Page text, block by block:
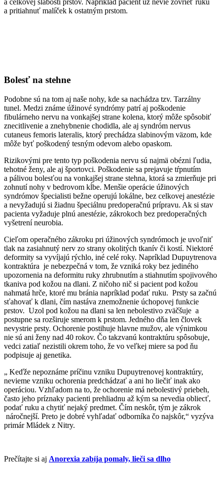
a pritiahnuť malíček k ostatným prstom.
Bolesť na stehne
Podobne sú na tom aj naše nohy, kde sa nachádza tzv. Tarzálny
tunel. Medzi známe úžinové syndrómy patrí aj poškodenie
fibulárneho nervu na vonkajšej strane kolena, ktorý môže spôsobiť
znecitlivenie a znehybnenie chodidla, ale aj syndróm nervus
cutaneus femoris lateralis, ktorý prechádza slabinovým väzom, kde
môže byť poškodený tesným odevom alebo opaskom.
Rizikovými pre tento typ poškodenia nervu sú najmä obézni ľudia,
tehotné ženy, ale aj športovci. Poškodenie sa prejavuje tŕpnutím
a pálivou bolesťou na vonkajšej strane stehna, ktorá sa zmierňuje pri
zohnutí nohy v bedrovom kĺbe. Menšie operácie úžinových
syndrómov špecialisti bežne operujú lokálne, bez celkovej anestézie
a nevyžadujú si žiadnu špeciálnu predoperačnú prípravu. Ak si stav
pacienta vyžaduje plnú anestézie, zákrokoch bez predoperačných
vyšetrení neurobia.
Cieľom operačného zákroku pri úžinových syndrómoch je uvoľniť
tlak na zasiahnutý nerv zo strany okolitých tkanív či kostí. Niektoré
deformity sa vyvíjajú rýchlo, iné celé roky. Napríklad Dupuytrenova
kontraktúra je nebezpečná v tom, že vzniká roky bez jediného
upozornenia na deformitu ruky zhrubnutím a stiahnutím spojivového
tkaniva pod kožou na dlani. Z ničoho nič si pacient pod kožou
nahmatá hrče, ktoré mu bránia napríklad podať ruku. Prsty sa začnú
sťahovať k dlani, čím nastáva znemožnenie úchopovej funkcie
prstov. Uzol pod kožou na dlani sa len nebolestivo zväčšuje a
postupne sa rozširuje smerom k prstom. Jedného dňa len človek
nevystrie prsty. Ochorenie postihuje hlavne mužov, ale výnimkou
nie sú ani ženy nad 40 rokov. Čo takzvanú kontraktúru spôsobuje,
vedci zatiaľ nezistili okrem toho, že vo veľkej miere sa pod ňu
podpisuje aj genetika.
„ Keďže nepoznáme príčinu vzniku Dupuytrenovej kontraktúry,
nevieme vzniku ochorenia predchádzať a ani ho liečiť inak ako
operáciou. Vzhľadom na to, že ochorenie má nebolestivý priebeh,
často jeho príznaky pacienti prehliadnu až kým sa nevedia obliecť,
podať ruku a chytiť nejaký predmet. Čím neskôr, tým je zákrok
náročnejší. Preto je dobré vyhľadať odborníka čo najskôr,“ vyzýva
primár Mládek z Nitry.
Prečítajte si aj Anorexia zabíja pomaly, lieči sa dlho